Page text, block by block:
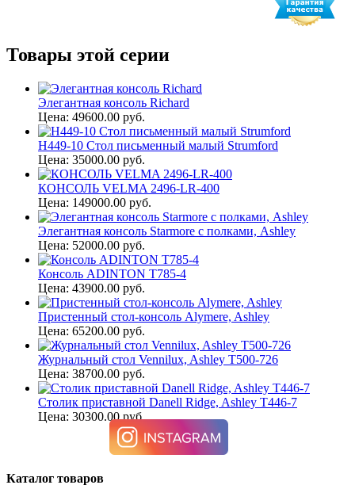
Товары этой серии
Элегантная консоль Richard
Цена: 49600.00 руб.
H449-10 Стол письменный малый Strumford
Цена: 35000.00 руб.
КОНСОЛЬ VELMA 2496-LR-400
Цена: 149000.00 руб.
Элегантная консоль Starmore с полками, Ashley
Цена: 52000.00 руб.
Консоль ADINTON T785-4
Цена: 43900.00 руб.
Пристенный стол-консоль Alymere, Ashley
Цена: 65200.00 руб.
Журнальный стол Vennilux, Ashley T500-726
Цена: 38700.00 руб.
Столик приставной Danell Ridge, Ashley T446-7
Цена: 30300.00 руб.
Каталог товаров